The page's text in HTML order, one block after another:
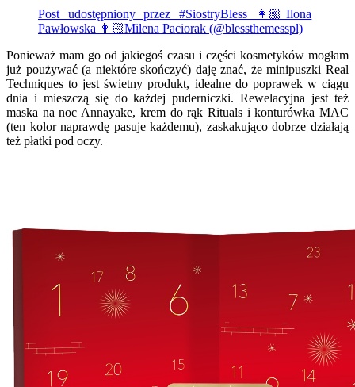
Post udostępniony przez #SiostryBless 👩🏼Ilona
Pawłowska 👩🏻Milena Paciorak (@blessthemesspl)
Ponieważ mam go od jakiegoś czasu i części kosmetyków mogłam
już poużywać (a niektóre skończyć) daję znać, że minipuszki Real
Techniques to jest świetny produkt, idealne do poprawek w ciągu
dnia i mieszczą się do każdej puderniczki. Rewelacyjna jest też
maska na noc Annayake, krem do rąk Rituals i konturówka MAC
(ten kolor naprawdę pasuje każdemu), zaskakująco dobrze działają
też płatki pod oczy.